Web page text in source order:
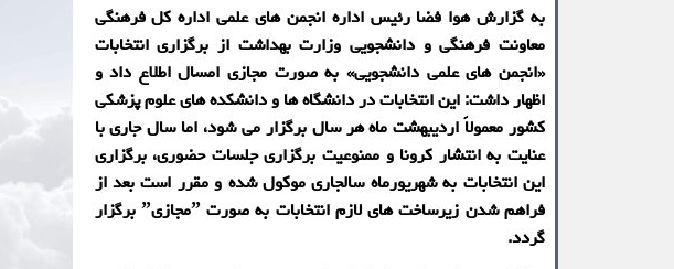
به گزارش هوا فضا رئیس اداره انجمن های علمی اداره كل فرهنگی
معاونت فرهنگی و دانشجویی وزارت بهداشت از برگزاری انتخابات
«انجمن های علمی دانشجویی» به صورت مجازی امسال اطلاع داد و
اظهار داشت: این انتخابات در دانشگاه ها و دانشكده های علوم پزشكی
كشور معمولاً اردیبهشت ماه هر سال برگزار می شود، اما سال جاری با
عنایت به انتشار كرونا و ممنوعیت برگزاری جلسات حضوری، برگزاری
این انتخابات به شهریورماه سالجاری موكول شده و مقرر است بعد از
فراهم شدن زیرساخت های لازم انتخابات به صورت ˮمجازیˮ برگزار
گردد.